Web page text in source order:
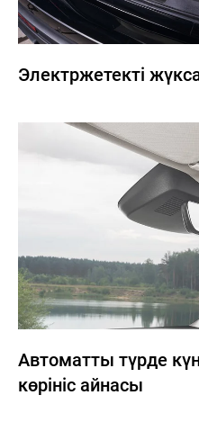
Электржетекті
Автоматты түрде
көрініс айнасы